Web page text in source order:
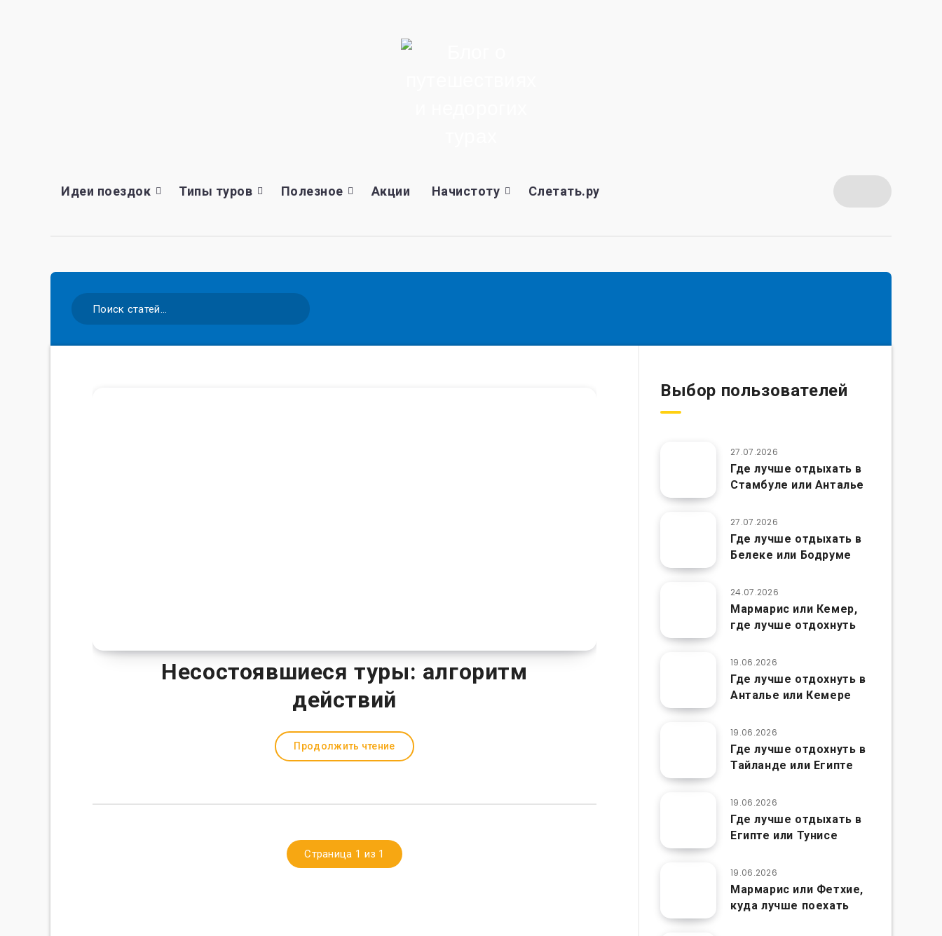
Идеи поездок Типы туров Полезное Акции Начистоту Слетать.ру
Несостоявшиеся туры: алгоритм
действий
Продолжить чтение
Страница 1 из 1
Выбор пользователей
27.07.2026
Где лучше отдыхать в
Стамбуле или Анталье
27.07.2026
Где лучше отдыхать в
Белеке или Бодруме
24.07.2026
Мармарис или Кемер,
где лучше отдохнуть
19.06.2026
Где лучше отдохнуть в
Анталье или Кемере
19.06.2026
Где лучше отдохнуть в
Тайланде или Египте
19.06.2026
Где лучше отдыхать в
Египте или Тунисе
19.06.2026
Мармарис или Фетхие,
куда лучше поехать